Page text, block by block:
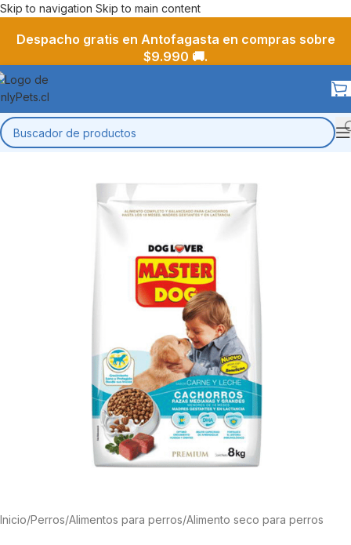
Skip to navigation Skip to main content
Despacho gratis en Antofagasta en compras sobre
$9.990 🚚.
Inicio/Perros/Alimentos para perros/Alimento seco para perros